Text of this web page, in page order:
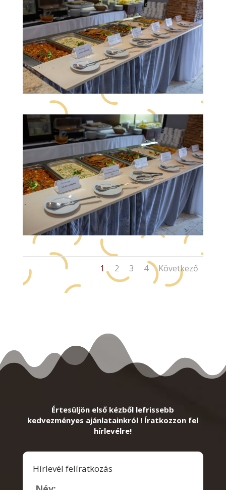
1 2 3 4 Következő
Értesüljön első kézből lefrissebb
kedvezményes ajánlatainkról ! Íratkozzon fel
hírlevélre!
Hírlevél felíratkozás